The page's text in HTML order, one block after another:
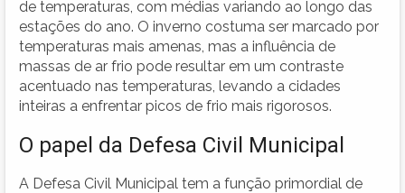
de temperaturas, com médias variando ao longo das
estações do ano. O inverno costuma ser marcado por
temperaturas mais amenas, mas a influência de
massas de ar frio pode resultar em um contraste
acentuado nas temperaturas, levando a cidades
inteiras a enfrentar picos de frio mais rigorosos.
O papel da Defesa Civil Municipal
A Defesa Civil Municipal tem a função primordial de